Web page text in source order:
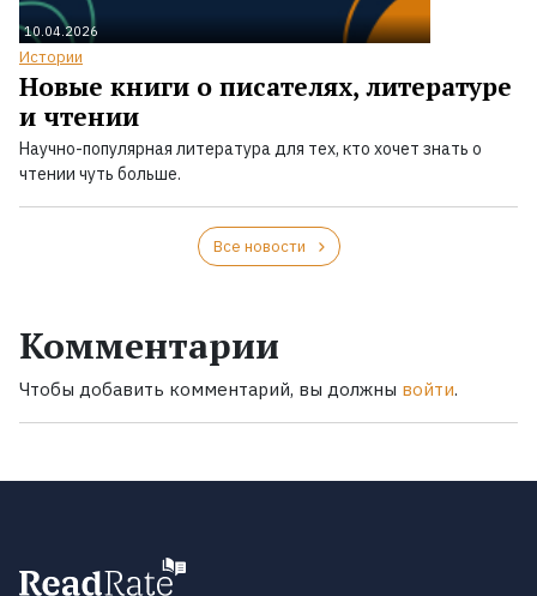
10.04.2026
Истории
Новые книги о писателях, литературе
и чтении
Научно-популярная литература для тех, кто хочет знать о
чтении чуть больше.
Все новости
Комментарии
Чтобы добавить комментарий, вы должны войти.